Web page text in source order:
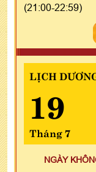
(21:00-22:59)
LỊCH
19
Tháng 7
NGÀY